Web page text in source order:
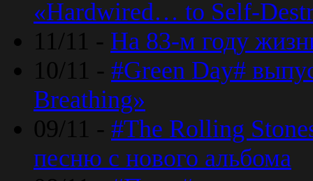
«Hardwired… to Self-
11/11 - На 83-м году
10/11 - #Green Day#
Breathing»
09/11 - #The Rolling
песню с нового альбома